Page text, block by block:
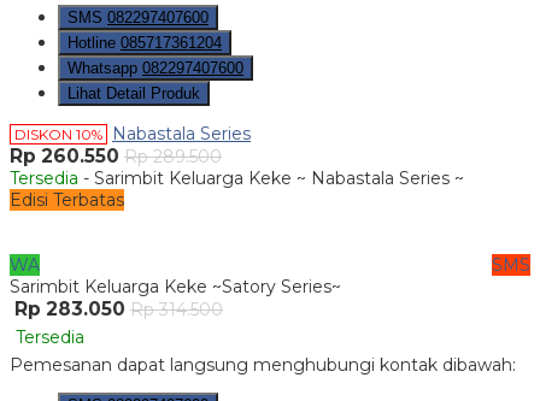
SMS 082297407600
Hotline 085717361204
Whatsapp 082297407600
Lihat Detail Produk
DISKON 10% Nabastala Series
Rp 260.550 Rp 289.500
Tersedia - Sarimbit Keluarga Keke ~ Nabastala Series ~
Edisi Terbatas
WA
SMS
Sarimbit Keluarga Keke ~Satory Series~
Rp 283.050 Rp 314.500
Tersedia
Pemesanan dapat langsung menghubungi kontak dibawah: